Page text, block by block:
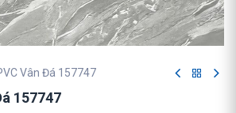
Vân Đá 157747
157747